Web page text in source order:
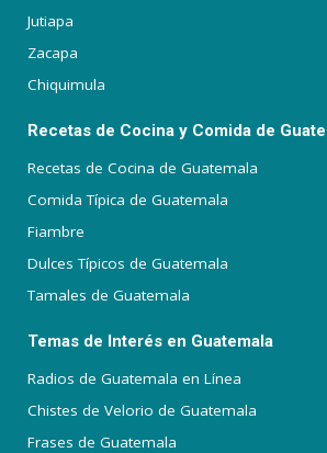
Jutiapa
Zacapa
Chiquimula
Recetas de Cocina y Comida de
Recetas de Cocina de Guatemala
Comida Típica de Guatemala
Fiambre
Dulces Típicos de Guatemala
Tamales de Guatemala
Temas de Interés en Guatemala
Radios de Guatemala en Línea
Chistes de Velorio de Guatemala
Frases de Guatemala